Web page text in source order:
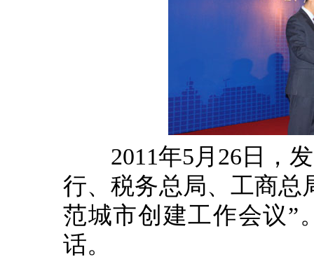
2011年5月26日，发
行、税务总局、工商总
范城市创建工作会议”
话。